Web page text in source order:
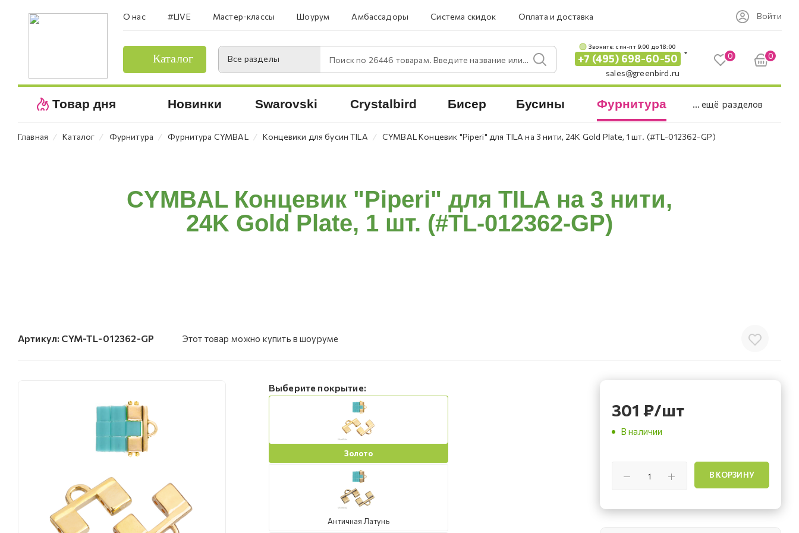
О нас #LIVE Мастер-классы Шоурум Амбассадоры Система скидок Оплата и доставка Войти
Каталог Все разделы Поиск по 26446 товарам. Введите название или артикул.
Звоните: c пн-пт 9:00 до 18:00
+7 (495) 698-60-50
sales@greenbird.ru
0 0
Товар дня Новинки Swarovski Crystalbird Бисер Бусины Фурнитура ... ещё разделов
Главная ⁄ Каталог ⁄ Фурнитура ⁄ Фурнитура CYMBAL ⁄ Концевики для бусин TILA ⁄ CYMBAL Концевик "Piperi" для TILA на 3 нити, 24K Gold Plate, 1 шт. (#TL-012362-GP)
CYMBAL Концевик "Piperi" для TILA на 3 нити,
24K Gold Plate, 1 шт. (#TL-012362-GP)
Артикул: CYM-TL-012362-GP Этот товар можно купить в шоуруме
Выберите покрытие:
Золото
Античная Латунь
301 ₽/шт
В наличии
В КОРЗИНУ